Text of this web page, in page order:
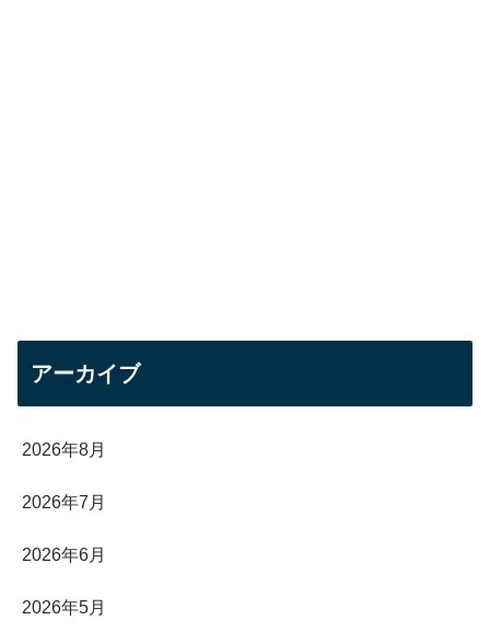
アーカイブ
2026年8月
2026年7月
2026年6月
2026年5月